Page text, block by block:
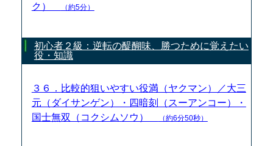
ク）
（約5分）
初心者２級：逆転の醍醐味、勝つために覚えたい
役・知識
３６．比較的狙いやすい役満（ヤクマン）／大三
元（ダイサンゲン）・四暗刻（スーアンコー）・
国士無双（コクシムソウ）
（約6分50秒）